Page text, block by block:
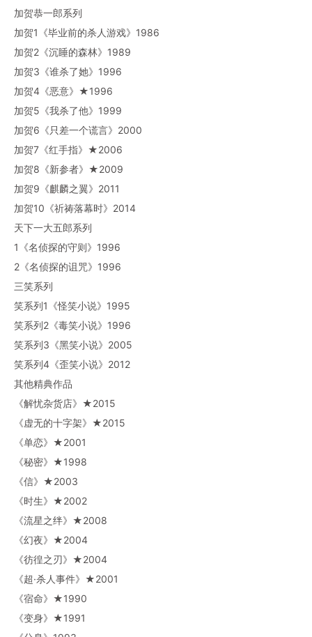
加贺恭一郎系列
加贺1《毕业前的杀人游戏》1986
加贺2《沉睡的森林》1989
加贺3《谁杀了她》1996
加贺4《恶意》★1996
加贺5《我杀了他》1999
加贺6《只差一个谎言》2000
加贺7《红手指》★2006
加贺8《新参者》★2009
加贺9《麒麟之翼》2011
加贺10《祈祷落幕时》2014
天下一大五郎系列
1《名侦探的守则》1996
2《名侦探的诅咒》1996
三笑系列
笑系列1《怪笑小说》1995
笑系列2《毒笑小说》1996
笑系列3《黑笑小说》2005
笑系列4《歪笑小说》2012
其他精典作品
《解忧杂货店》★2015
《虚无的十字架》★2015
《单恋》★2001
《秘密》★1998
《信》★2003
《时生》★2002
《流星之绊》★2008
《幻夜》★2004
《彷徨之刃》★2004
《超·杀人事件》★2001
《宿命》★1990
《变身》★1991